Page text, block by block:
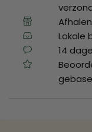
Lokale
14